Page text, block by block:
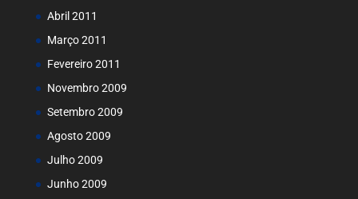
Abril 2011
Março 2011
Fevereiro 2011
Novembro 2009
Setembro 2009
Agosto 2009
Julho 2009
Junho 2009